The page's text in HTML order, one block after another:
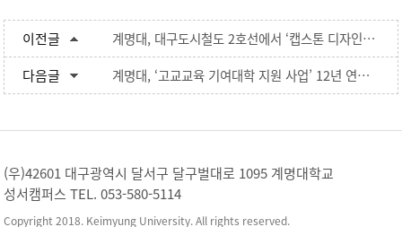
이전글
계명대, 대구도시철도 2호선에서 ‘캡스톤 디자인 작품전시회’ 열어
다음글
계명대, ‘고교교육 기여대학 지원 사업’ 12년 연속 선정
(우)42601 대구광역시 달서구 달구벌대로 1095 계명대학교
성서캠퍼스 TEL. 053-580-5114
Copyright 2018. Keimyung University. All rights reserved.